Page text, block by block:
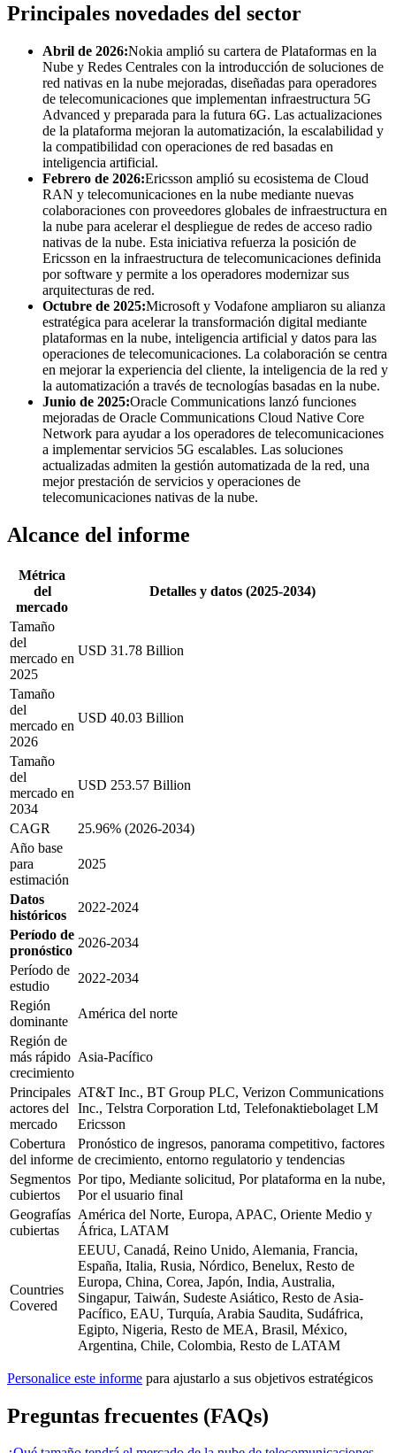
Principales novedades del sector
Abril de 2026:Nokia amplió su cartera de Plataformas en la
Nube y Redes Centrales con la introducción de soluciones de
red nativas en la nube mejoradas, diseñadas para operadores
de telecomunicaciones que implementan infraestructura 5G
Advanced y preparada para la futura 6G. Las actualizaciones
de la plataforma mejoran la automatización, la escalabilidad y
la compatibilidad con operaciones de red basadas en
inteligencia artificial.
Febrero de 2026:Ericsson amplió su ecosistema de Cloud
RAN y telecomunicaciones en la nube mediante nuevas
colaboraciones con proveedores globales de infraestructura en
la nube para acelerar el despliegue de redes de acceso radio
nativas de la nube. Esta iniciativa refuerza la posición de
Ericsson en la infraestructura de telecomunicaciones definida
por software y permite a los operadores modernizar sus
arquitecturas de red.
Octubre de 2025:Microsoft y Vodafone ampliaron su alianza
estratégica para acelerar la transformación digital mediante
plataformas en la nube, inteligencia artificial y datos para las
operaciones de telecomunicaciones. La colaboración se centra
en mejorar la experiencia del cliente, la inteligencia de la red y
la automatización a través de tecnologías basadas en la nube.
Junio ​​de 2025:Oracle Communications lanzó funciones
mejoradas de Oracle Communications Cloud Native Core
Network para ayudar a los operadores de telecomunicaciones
a implementar servicios 5G escalables. Las soluciones
actualizadas admiten la gestión automatizada de la red, una
mejor prestación de servicios y operaciones de
telecomunicaciones nativas de la nube.
Alcance del informe
Métrica
del
mercado
Detalles y datos (2025-2034)
Tamaño
del
mercado en
2025
USD 31.78 Billion
Tamaño
del
mercado en
2026
USD 40.03 Billion
Tamaño
del
mercado en
2034
USD 253.57 Billion
CAGR
25.96% (2026-2034)
Año base
para
estimación
2025
Datos
históricos
2022-2024
Período de
pronóstico
2026-2034
Período de
estudio
2022-2034
Región
dominante
América del norte
Región de
más rápido
crecimiento
Asia-Pacífico
Principales
actores del
mercado
AT&T Inc., BT Group PLC, Verizon Communications
Inc., Telstra Corporation Ltd, Telefonaktiebolaget LM
Ericsson
Cobertura
del informe
Pronóstico de ingresos, panorama competitivo, factores
de crecimiento, entorno regulatorio y tendencias
Segmentos
cubiertos
Por tipo, Mediante solicitud, Por plataforma en la nube,
Por el usuario final
Geografías
cubiertas
América del Norte, Europa, APAC, Oriente Medio y
África, LATAM
Countries
Covered
EEUU, Canadá, Reino Unido, Alemania, Francia,
España, Italia, Rusia, Nórdico, Benelux, Resto de
Europa, China, Corea, Japón, India, Australia,
Singapur, Taiwán, Sudeste Asiático, Resto de Asia-
Pacífico, EAU, Turquía, Arabia Saudita, Sudáfrica,
Egipto, Nigeria, Resto de MEA, Brasil, México,
Argentina, Chile, Colombia, Resto de LATAM
Personalice este informe para ajustarlo a sus objetivos estratégicos
Preguntas frecuentes (FAQs)